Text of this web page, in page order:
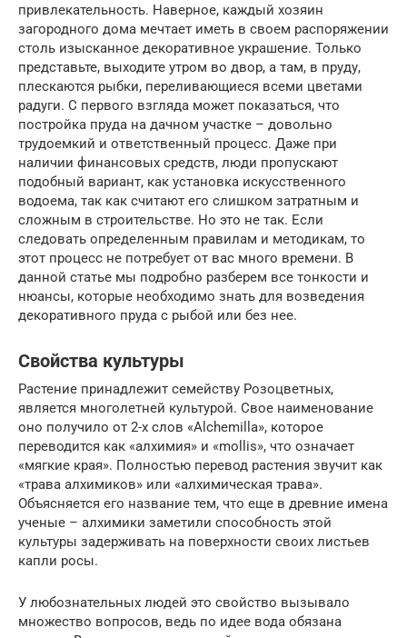
привлекательность. Наверное, каждый хозяин
загородного дома мечтает иметь в своем распоряжении
столь изысканное декоративное украшение. Только
представьте, выходите утром во двор, а там, в пруду,
плескаются рыбки, переливающиеся всеми цветами
радуги. С первого взгляда может показаться, что
постройка пруда на дачном участке – довольно
трудоемкий и ответственный процесс. Даже при
наличии финансовых средств, люди пропускают
подобный вариант, как установка искусственного
водоема, так как считают его слишком затратным и
сложным в строительстве. Но это не так. Если
следовать определенным правилам и методикам, то
этот процесс не потребует от вас много времени. В
данной статье мы подробно разберем все тонкости и
нюансы, которые необходимо знать для возведения
декоративного пруда с рыбой или без нее.
Свойства культуры
Растение принадлежит семейству Розоцветных,
является многолетней культурой. Свое наименование
оно получило от 2-х слов «Alchemilla», которое
переводится как «алхимия» и «mollis», что означает
«мягкие края». Полностью перевод растения звучит как
«трава алхимиков» или «алхимическая трава».
Объясняется его название тем, что еще в древние имена
ученые – алхимики заметили способность этой
культуры задерживать на поверхности своих листьев
капли росы.
У любознательных людей это свойство вызывало
множество вопросов, ведь по идее вода обязана